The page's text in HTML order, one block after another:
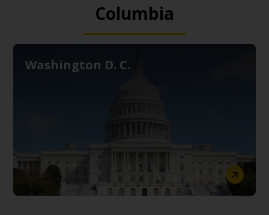
Columbia
Washington D. C.